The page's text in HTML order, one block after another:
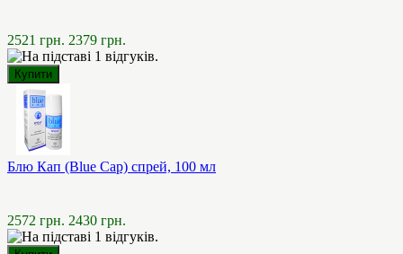
2521 грн. 2379 грн.
Блю Кап (Blue Cap) спрей, 100 мл
2572 грн. 2430 грн.